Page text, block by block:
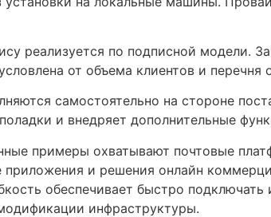
реализуется по подписной модели.
от объема клиентов и
самостоятельно на стороне
и внедряет дополнительные
примеры охватывают почтовые
приложения и решения онлайн
обеспечивает быстро
инфраструктуры.